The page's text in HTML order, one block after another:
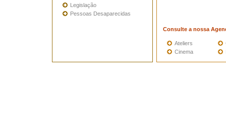
Legislação
Pessoas Desaparecidas
Consulte a nossa
Ateliers
Cinema